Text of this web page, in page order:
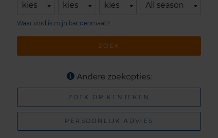
kies kies kies All season
ZOEK
Waar vind ik mijn bandenmaat?
Andere zoekopties:
ZOEK OP KENTEKEN
PERSOONLIJK ADVIES